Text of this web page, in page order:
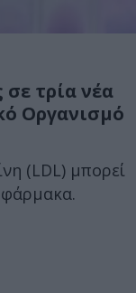
τρία νέα
Οργανισμό
(LDL) μπορεί